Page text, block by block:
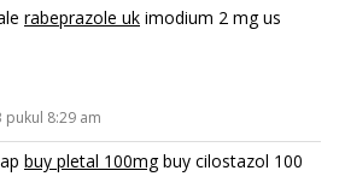
rabeprazole uk imodium 2 mg us
pukul 8:29 am
buy pletal 100mgbuy cilostazol 100